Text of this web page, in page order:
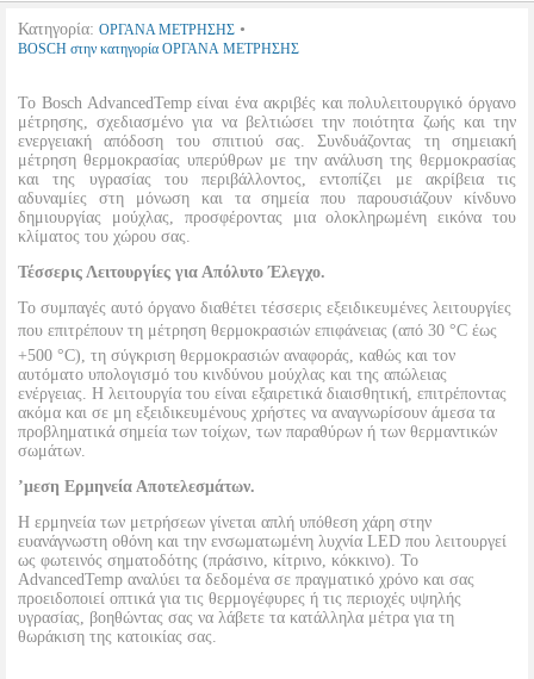
Κατηγορία: ΟΡΓΑΝΑ ΜΕΤΡΗΣΗΣ •
BOSCH στην κατηγορία ΟΡΓΑΝΑ ΜΕΤΡΗΣΗΣ
Το Bosch AdvancedTemp είναι ένα ακριβές και πολυλειτουργικό όργανο
μέτρησης, σχεδιασμένο για να βελτιώσει την ποιότητα ζωής και την
ενεργειακή απόδοση του σπιτιού σας. Συνδυάζοντας τη σημειακή
μέτρηση θερμοκρασίας υπερύθρων με την ανάλυση της θερμοκρασίας
και της υγρασίας του περιβάλλοντος, εντοπίζει με ακρίβεια τις
αδυναμίες στη μόνωση και τα σημεία που παρουσιάζουν κίνδυνο
δημιουργίας μούχλας, προσφέροντας μια ολοκληρωμένη εικόνα του
κλίματος του χώρου σας.
Τέσσερις Λειτουργίες για Απόλυτο Έλεγχο.
Το συμπαγές αυτό όργανο διαθέτει τέσσερις εξειδικευμένες λειτουργίες
που επιτρέπουν τη μέτρηση θερμοκρασιών επιφάνειας (από 30 °C έως
+500 °C), τη σύγκριση θερμοκρασιών αναφοράς, καθώς και τον
αυτόματο υπολογισμό του κινδύνου μούχλας και της απώλειας
ενέργειας. Η λειτουργία του είναι εξαιρετικά διαισθητική, επιτρέποντας
ακόμα και σε μη εξειδικευμένους χρήστες να αναγνωρίσουν άμεσα τα
προβληματικά σημεία των τοίχων, των παραθύρων ή των θερμαντικών
σωμάτων.
’μεση Ερμηνεία Αποτελεσμάτων.
Η ερμηνεία των μετρήσεων γίνεται απλή υπόθεση χάρη στην
ευανάγνωστη οθόνη και την ενσωματωμένη λυχνία LED που λειτουργεί
ως φωτεινός σηματοδότης (πράσινο, κίτρινο, κόκκινο). Το
AdvancedTemp αναλύει τα δεδομένα σε πραγματικό χρόνο και σας
προειδοποιεί οπτικά για τις θερμογέφυρες ή τις περιοχές υψηλής
υγρασίας, βοηθώντας σας να λάβετε τα κατάλληλα μέτρα για τη
θωράκιση της κατοικίας σας.